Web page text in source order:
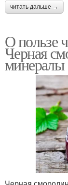
читать дальше →
О пользе
Черная
минералы